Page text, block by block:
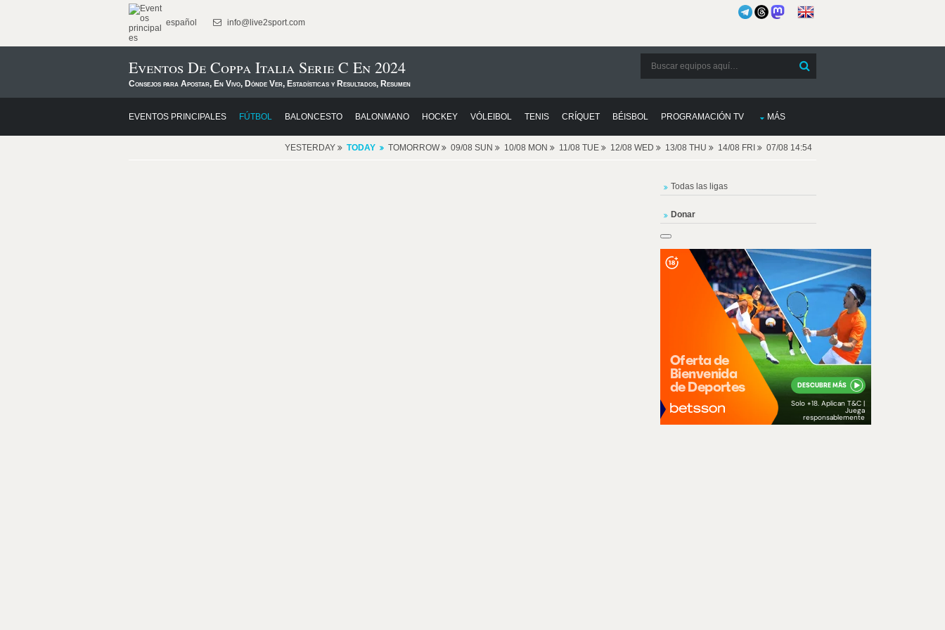
español info@live2sport.com
Eventos De Coppa Italia Serie C En 2024
Consejos para Apostar, En Vivo, Dónde Ver, Estadísticas y Resultados, Resumen
EVENTOS PRINCIPALES FÚTBOL BALONCESTO BALONMANO HOCKEY VÓLEIBOL TENIS CRÍQUET BÉISBOL PROGRAMACIÓN TV MÁS
YESTERDAY TODAY TOMORROW 09/08 SUN 10/08 MON 11/08 TUE 12/08 WED 13/08 THU 14/08 FRI 07/08 14:54
Todas las ligas
Donar